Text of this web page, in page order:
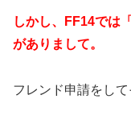
しかし、FF14では
がありまして。
フレンド申請をして